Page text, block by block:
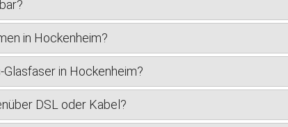
in Hockenheim?
in Hockenheim?
DSL oder Kabel?